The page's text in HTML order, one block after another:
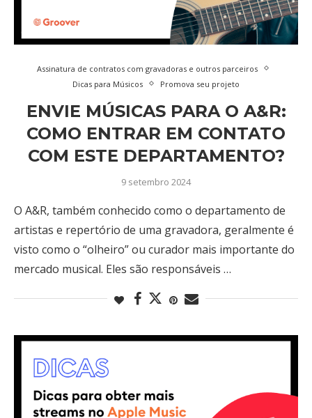
Assinatura de contratos com gravadoras e outros parceiros
Dicas para Músicos
Promova seu projeto
ENVIE MÚSICAS PARA O A&R:
COMO ENTRAR EM CONTATO
COM ESTE DEPARTAMENTO?
9 setembro 2024
O A&R, também conhecido como o departamento de
artistas e repertório de uma gravadora, geralmente é
visto como o “olheiro” ou curador mais importante do
mercado musical. Eles são responsáveis …